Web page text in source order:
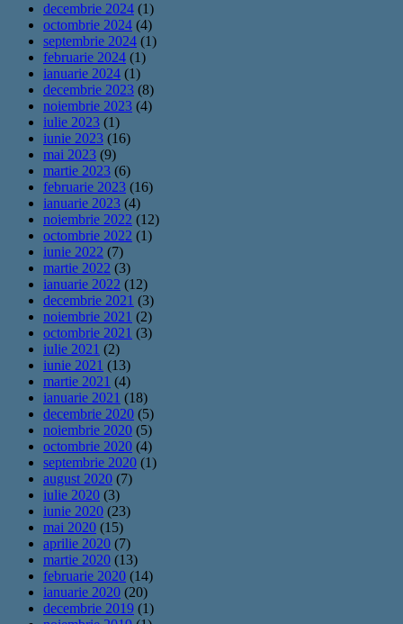
decembrie 2024 (1)
octombrie 2024 (4)
septembrie 2024 (1)
februarie 2024 (1)
ianuarie 2024 (1)
decembrie 2023 (8)
noiembrie 2023 (4)
iulie 2023 (1)
iunie 2023 (16)
mai 2023 (9)
martie 2023 (6)
februarie 2023 (16)
ianuarie 2023 (4)
noiembrie 2022 (12)
octombrie 2022 (1)
iunie 2022 (7)
martie 2022 (3)
ianuarie 2022 (12)
decembrie 2021 (3)
noiembrie 2021 (2)
octombrie 2021 (3)
iulie 2021 (2)
iunie 2021 (13)
martie 2021 (4)
ianuarie 2021 (18)
decembrie 2020 (5)
noiembrie 2020 (5)
octombrie 2020 (4)
septembrie 2020 (1)
august 2020 (7)
iulie 2020 (3)
iunie 2020 (23)
mai 2020 (15)
aprilie 2020 (7)
martie 2020 (13)
februarie 2020 (14)
ianuarie 2020 (20)
decembrie 2019 (1)